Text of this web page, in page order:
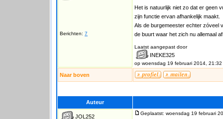
Berichten: 7
Het is natuurlijk niet zo dat er geen
zijn functie ervan afhankelijk maakt.
Als de burgemeester echter zóveel
de buurt waar het zich nu allemaal
Laatst aangepast door
INEKE325
op woensdag 19 februari 2014, 21:32
Naar boven
Auteur
JOL252
Geplaatst: woensdag 19 februari